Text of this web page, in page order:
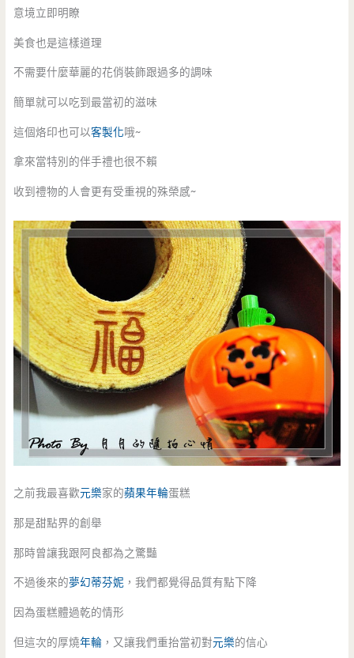
意境立即明瞭
美食也是這樣道理
不需要什麼華麗的花俏裝飾跟過多的調味
簡單就可以吃到最當初的滋味
這個烙印也可以客製化哦~
拿來當特別的伴手禮也很不賴
收到禮物的人會更有受重視的殊榮感~
之前我最喜歡元樂家的蘋果年輪蛋糕
那是甜點界的創舉
那時曾讓我跟阿良都為之驚豔
不過後來的夢幻蒂芬妮 ，我們都覺得品質有點下降
因為蛋糕體過乾的情形
但這次的厚燒年輪 ，又讓我們重抬當初對元樂的信心